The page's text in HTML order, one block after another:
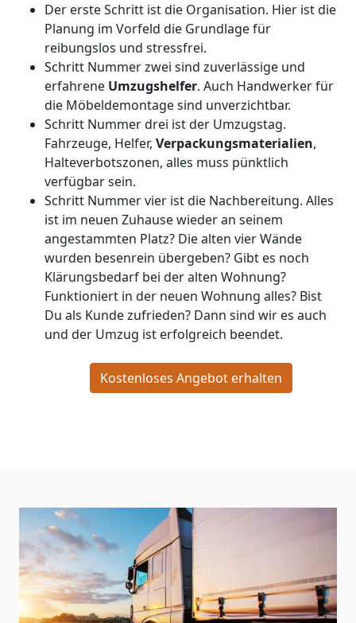
Der erste Schritt ist die Organisation. Hier ist die
Planung im Vorfeld die Grundlage für
reibungslos und stressfrei.
Schritt Nummer zwei sind zuverlässige und
erfahrene Umzugshelfer. Auch Handwerker für
die Möbeldemontage sind unverzichtbar.
Schritt Nummer drei ist der Umzugstag.
Fahrzeuge, Helfer, Verpackungsmaterialien,
Halteverbotszonen, alles muss pünktlich
verfügbar sein.
Schritt Nummer vier ist die Nachbereitung. Alles
ist im neuen Zuhause wieder an seinem
angestammten Platz? Die alten vier Wände
wurden besenrein übergeben? Gibt es noch
Klärungsbedarf bei der alten Wohnung?
Funktioniert in der neuen Wohnung alles? Bist
Du als Kunde zufrieden? Dann sind wir es auch
und der Umzug ist erfolgreich beendet.
Kostenloses Angebot erhalten